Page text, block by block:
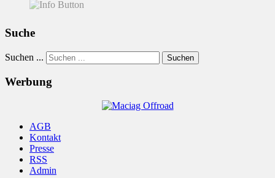
Suche
Suchen ... Suchen
Werbung
AGB
Kontakt
Presse
RSS
Admin